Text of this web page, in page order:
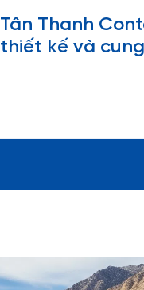
Tân Thanh
thiết kế và